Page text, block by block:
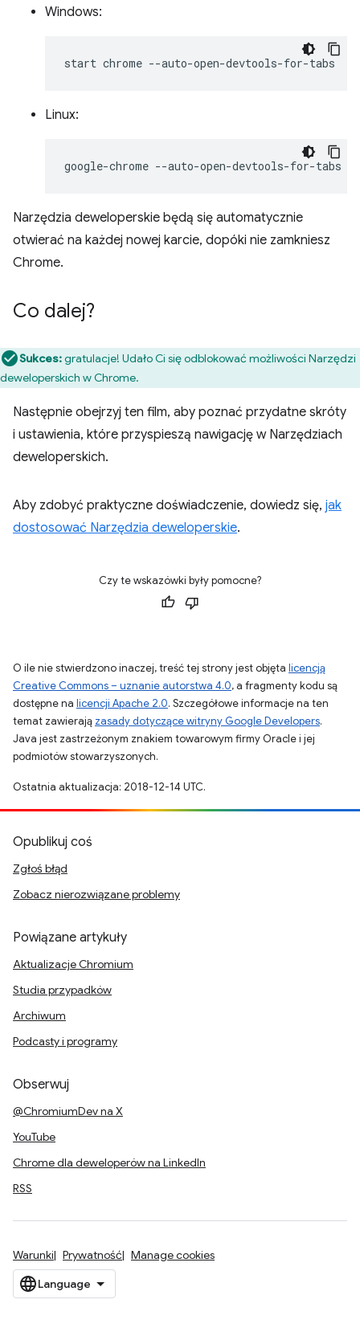
Windows:
start chrome
Linux:
google-chrome
Narzędzia deweloperskie będą się automatycznie
otwierać na każdej nowej karcie, dopóki nie zamkniesz
Chrome.
Co dalej?
Sukces:gratulacje! Udało Ci się odblokować możliwości Narzędzi
deweloperskich w Chrome.
Następnie obejrzyj ten film, aby poznać przydatne skróty
i ustawienia, które przyspieszą nawigację w Narzędziach
deweloperskich.
Aby zdobyć praktyczne doświadczenie, dowiedz się, jak
dostosować Narzędzia deweloperskie.
Czy te wskazówki były pomocne?
O ile nie stwierdzono inaczej, treść tej strony jest objęta licencją
Creative Commons – uznanie autorstwa 4.0, a fragmenty kodu są
dostępne na licencji Apache 2.0. Szczegółowe informacje na ten
temat zawierają zasady dotyczące witryny Google Developers.
Java jest zastrzeżonym znakiem towarowym firmy Oracle i jej
podmiotów stowarzyszonych.
Ostatnia aktualizacja: 2018-12-14 UTC.
Opublikuj coś
Zgłoś błąd
Zobacz nierozwiązane problemy
Powiązane artykuły
Aktualizacje Chromium
Studia przypadków
Archiwum
Podcasty i programy
Obserwuj
@ChromiumDev na X
YouTube
Chrome dla deweloperów na LinkedIn
RSS
Warunki Prywatność Manage cookies